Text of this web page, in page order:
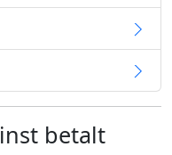
betalt